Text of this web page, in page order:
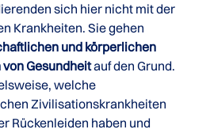
sich hier nicht mit der
Krankheiten. Sie gehen
und körperlichen
Gesundheitauf den Grund.
welche
Zivilisationskrankheiten
Rückenleiden haben und